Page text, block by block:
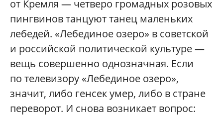
от Кремля — четверо громадных розовых
пингвинов танцуют танец маленьких
лебедей. «Лебединое озеро» в советской
и российской политической культуре —
вещь совершенно однозначная. Если
по телевизору «Лебединое озеро»,
значит, либо генсек умер, либо в стране
переворот. И снова возникает вопрос: